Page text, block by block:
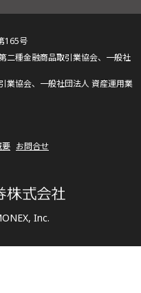
Inc.
165号
二種金融商品取引業協会、一般社
業協会、一般社団法人 資産運用業
要 お問合せ